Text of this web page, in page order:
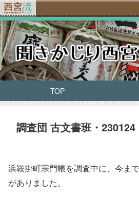
TOP
調査団 古文書班・230124
浜鞍掛町宗門帳を調査中に、今ま
がありました。